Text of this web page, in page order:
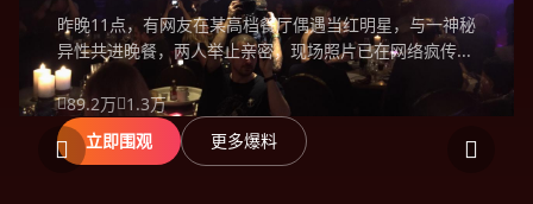
昨晚11点，有网友在某高档餐厅偶遇当红明星，与一神秘
异性共进晚餐，两人举止亲密，现场照片已在网络疯传...
89.2万 1.3万
立即围观
更多爆料